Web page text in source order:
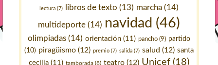
lectura (7) libros de texto (13) marcha (14)
multideporte(14) navidad (46)
olimpiadas (14) orientación (11) pancho (9) partido
(10) piragüismo (12) premio (7) salida (7) salud (12) santa
cecilia (11) tamborada (8) teatro (12) Unicef (18)